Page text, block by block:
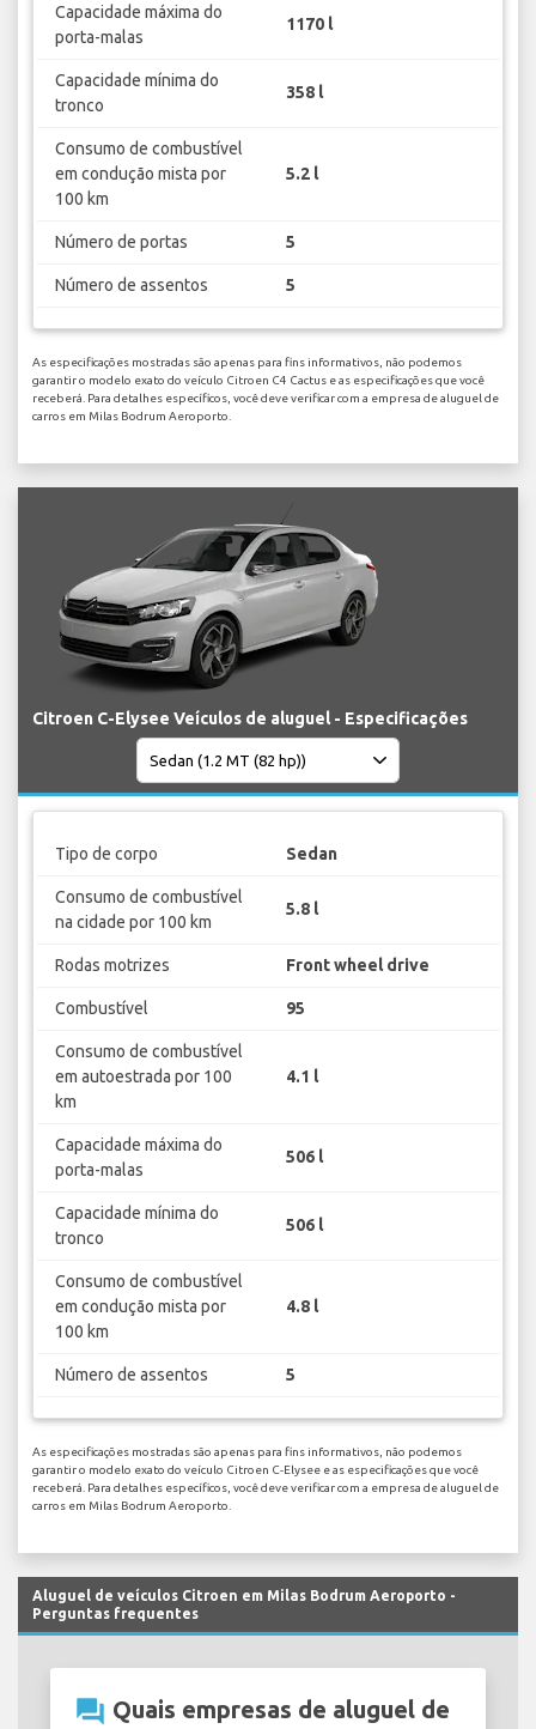
Capacidade máxima do
porta-malas
1170 l
Capacidade mínima do
tronco
358 l
Consumo de combustível
em condução mista por
100 km
5.2 l
Número de portas 5
Número de assentos 5
As especificações mostradas são apenas para fins informativos, não podemos
garantir o modelo exato do veículo Citroen C4 Cactus e as especificações que você
receberá. Para detalhes específicos, você deve verificar com a empresa de aluguel de
carros em Milas Bodrum Aeroporto.
Citroen C-Elysee Veículos de aluguel - Especificações
Tipo de corpo Sedan
Consumo de combustível
na cidade por 100 km
5.8 l
Rodas motrizes Front wheel drive
Combustível 95
Consumo de combustível
em autoestrada por 100
km
4.1 l
Capacidade máxima do
porta-malas
506 l
Capacidade mínima do
tronco
506 l
Consumo de combustível
em condução mista por
100 km
4.8 l
Número de assentos 5
As especificações mostradas são apenas para fins informativos, não podemos
garantir o modelo exato do veículo Citroen C-Elysee e as especificações que você
receberá. Para detalhes específicos, você deve verificar com a empresa de aluguel de
carros em Milas Bodrum Aeroporto.
Aluguel de veículos Citroen em Milas Bodrum Aeroporto -
Perguntas frequentes
question_answer Quais empresas de aluguel de